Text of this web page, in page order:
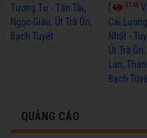
Tương Tư - Tấn Tài,
Ngọc Giàu, Út Trà Ôn,
Bạch Tuyết
3148
Cải
Nhất -
Út Trà
Lan,
Bạch
QUẢNG CÁO